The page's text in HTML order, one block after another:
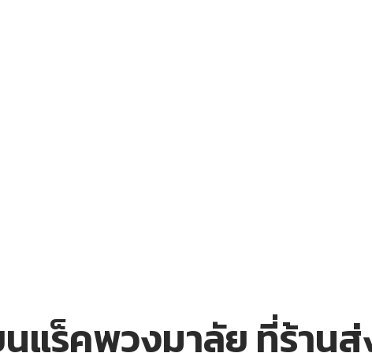
นแร็คพวงมาลัย ที่ร้าน